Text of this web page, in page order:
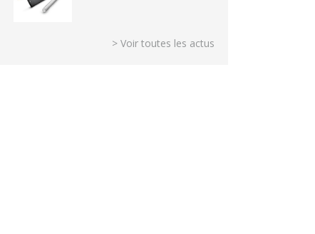
> Voir toutes les actus